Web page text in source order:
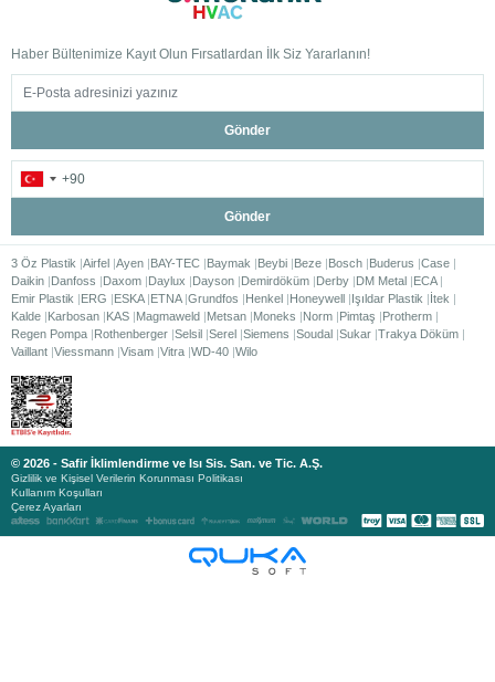
Haber Bültenimize Kayıt Olun Fırsatlardan İlk Siz Yararlanın!
Gönder
Gönder
3 Öz Plastik Airfel Ayen BAY-TEC Baymak Beybi Beze Bosch Buderus Case
Daikin Danfoss Daxom Daylux Dayson Demirdöküm Derby DM Metal ECA
Emir Plastik
ERG ESKA ETNA Grundfos Henkel Honeywell Işıldar Plastik
İtek
Kalde Karbosan KAS Magmaweld Metsan Moneks Norm Pimtaş
Protherm
Regen Pompa Rothenberger Selsil Serel Siemens Soudal Sukar Trakya Döküm
Vaillant Viessmann Visam Vitra WD-40 Wilo
© 2026 - Safir İklimlendirme ve Isı Sis. San. ve Tic. A.Ş.
Gizlilik ve Kişisel Verilerin Korunması Politikası
Kullanım Koşulları
Çerez Ayarları